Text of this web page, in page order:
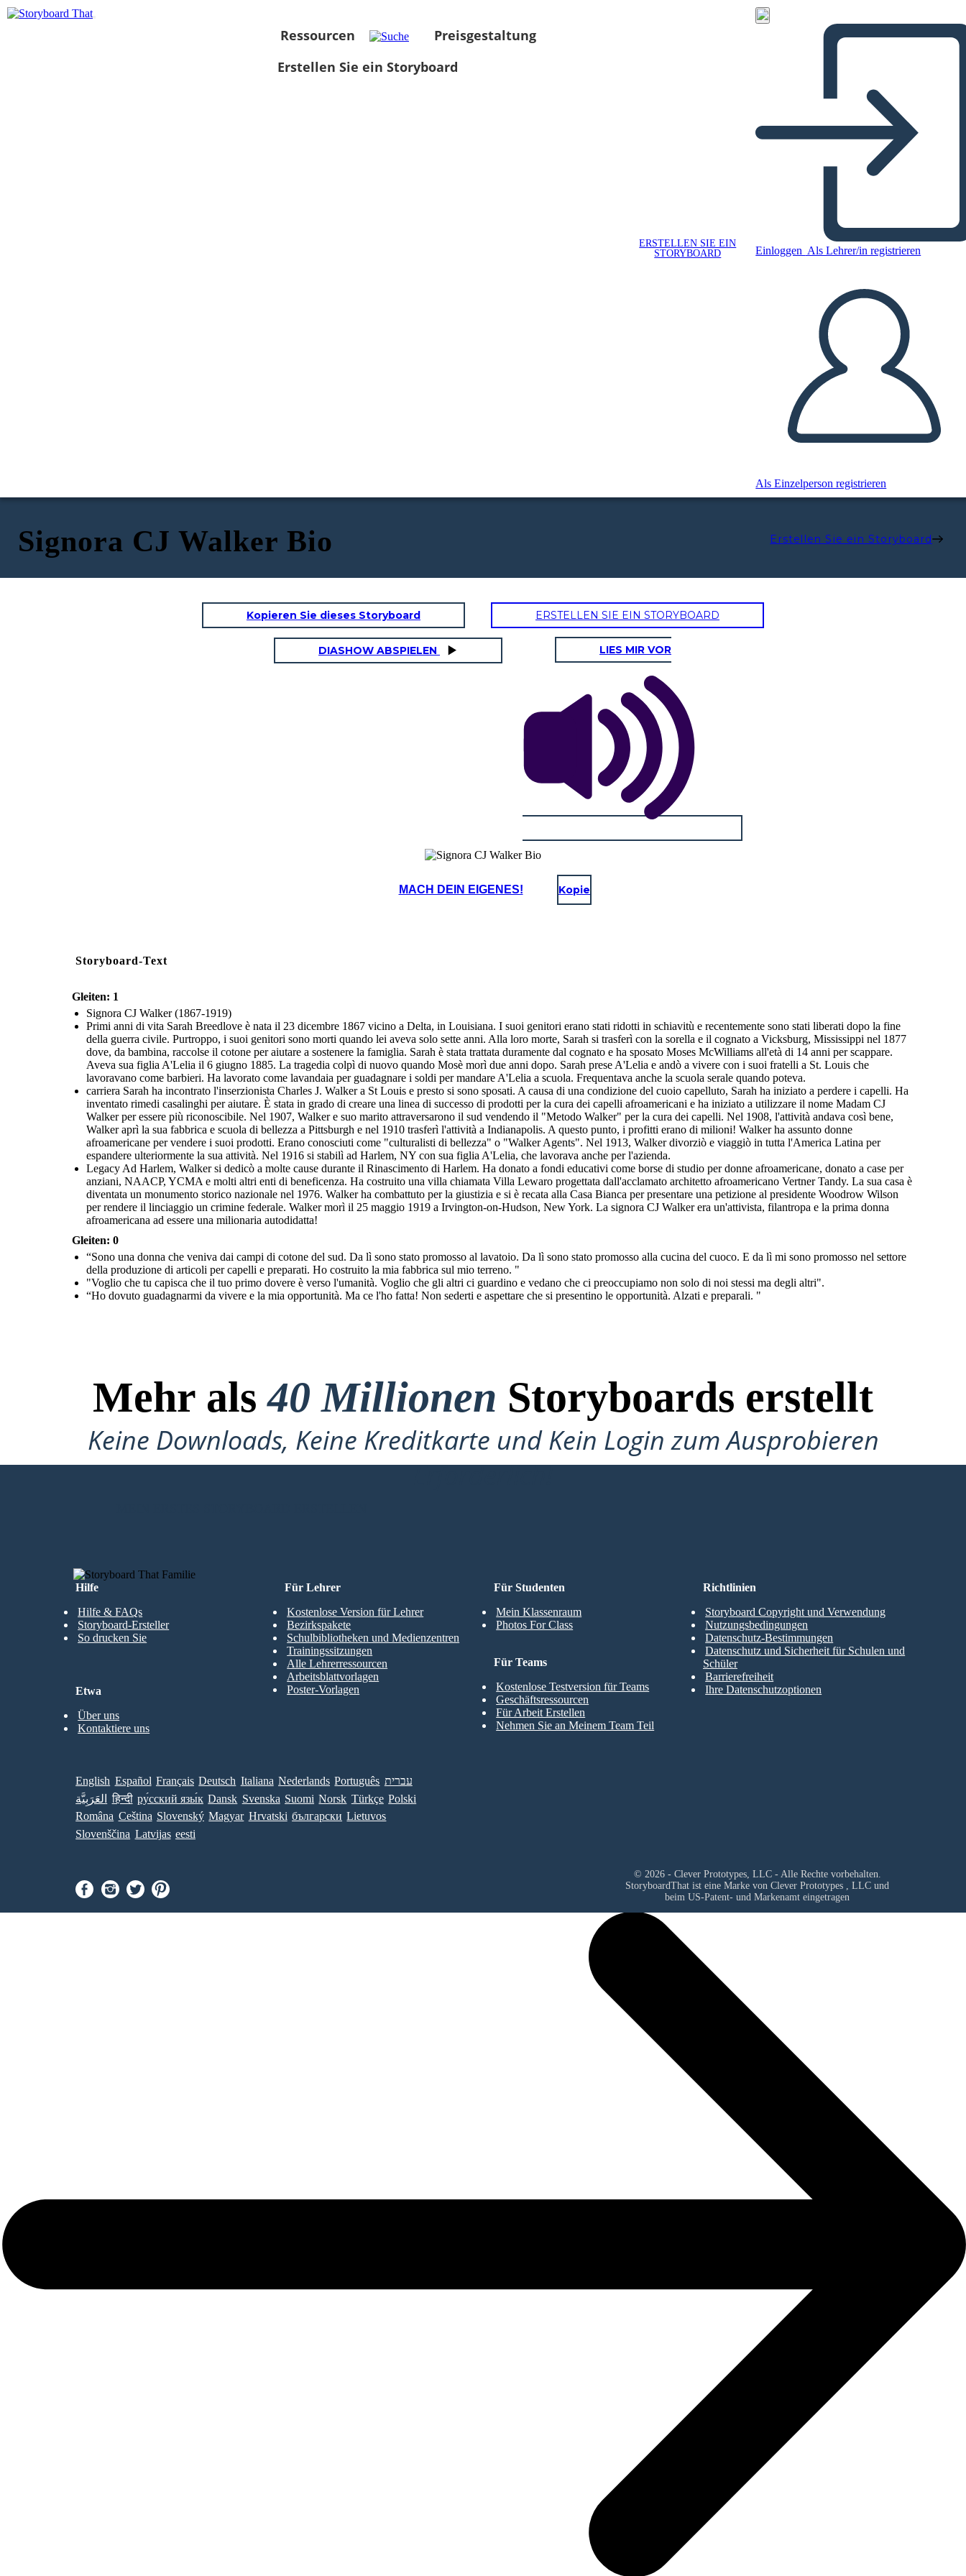
Ressourcen
Preisgestaltung
Erstellen Sie ein Storyboard
ERSTELLEN SIE EIN
STORYBOARD
Einloggen Als Lehrer/in registrieren
Als Einzelperson registrieren
Signora CJ Walker Bio Erstellen Sie ein Storyboard
Kopieren Sie dieses Storyboard ERSTELLEN SIE EIN STORYBOARD
DIASHOW ABSPIELEN LIES MIR VOR
MACH DEIN EIGENES! Kopie
Storyboard-Text
Gleiten: 1
Signora CJ Walker (1867-1919)
Primi anni di vita Sarah Breedlove è nata il 23 dicembre 1867 vicino a Delta, in Louisiana. I suoi genitori erano stati ridotti in schiavitù e recentemente sono stati liberati dopo la fine
della guerra civile. Purtroppo, i suoi genitori sono morti quando lei aveva solo sette anni. Alla loro morte, Sarah si trasferì con la sorella e il cognato a Vicksburg, Mississippi nel 1877
dove, da bambina, raccolse il cotone per aiutare a sostenere la famiglia. Sarah è stata trattata duramente dal cognato e ha sposato Moses McWilliams all'età di 14 anni per scappare.
Aveva sua figlia A'Lelia il 6 giugno 1885. La tragedia colpì di nuovo quando Mosè morì due anni dopo. Sarah prese A'Lelia e andò a vivere con i suoi fratelli a St. Louis che
lavoravano come barbieri. Ha lavorato come lavandaia per guadagnare i soldi per mandare A'Lelia a scuola. Frequentava anche la scuola serale quando poteva.
carriera Sarah ha incontrato l'inserzionista Charles J. Walker a St Louis e presto si sono sposati. A causa di una condizione del cuoio capelluto, Sarah ha iniziato a perdere i capelli. Ha
inventato rimedi casalinghi per aiutare. È stata in grado di creare una linea di successo di prodotti per la cura dei capelli afroamericani e ha iniziato a utilizzare il nome Madam CJ
Walker per essere più riconoscibile. Nel 1907, Walker e suo marito attraversarono il sud vendendo il "Metodo Walker" per la cura dei capelli. Nel 1908, l'attività andava così bene,
Walker aprì la sua fabbrica e scuola di bellezza a Pittsburgh e nel 1910 trasferì l'attività a Indianapolis. A questo punto, i profitti erano di milioni! Walker ha assunto donne
afroamericane per vendere i suoi prodotti. Erano conosciuti come "culturalisti di bellezza" o "Walker Agents". Nel 1913, Walker divorziò e viaggiò in tutta l'America Latina per
espandere ulteriormente la sua attività. Nel 1916 si stabilì ad Harlem, NY con sua figlia A'Lelia, che lavorava anche per l'azienda.
Legacy Ad Harlem, Walker si dedicò a molte cause durante il Rinascimento di Harlem. Ha donato a fondi educativi come borse di studio per donne afroamericane, donato a case per
anziani, NAACP, YCMA e molti altri enti di beneficenza. Ha costruito una villa chiamata Villa Lewaro progettata dall'acclamato architetto afroamericano Vertner Tandy. La sua casa è
diventata un monumento storico nazionale nel 1976. Walker ha combattuto per la giustizia e si è recata alla Casa Bianca per presentare una petizione al presidente Woodrow Wilson
per rendere il linciaggio un crimine federale. Walker morì il 25 maggio 1919 a Irvington-on-Hudson, New York. La signora CJ Walker era un'attivista, filantropa e la prima donna
afroamericana ad essere una milionaria autodidatta!
Gleiten: 0
“Sono una donna che veniva dai campi di cotone del sud. Da lì sono stato promosso al lavatoio. Da lì sono stato promosso alla cucina del cuoco. E da lì mi sono promosso nel settore
della produzione di articoli per capelli e preparati. Ho costruito la mia fabbrica sul mio terreno. "
"Voglio che tu capisca che il tuo primo dovere è verso l'umanità. Voglio che gli altri ci guardino e vedano che ci preoccupiamo non solo di noi stessi ma degli altri".
“Ho dovuto guadagnarmi da vivere e la mia opportunità. Ma ce l'ho fatta! Non sederti e aspettare che si presentino le opportunità. Alzati e preparali. "
Mehr als40 Millionen Storyboards erstellt
Keine Downloads, Keine Kreditkarte und Kein Login zum Ausprobieren
Erforderlich!
Hilfe
Hilfe & FAQs
Storyboard-Ersteller
So drucken Sie
Für Studenten
Mein Klassenraum
Photos For Class
Für Lehrer
Kostenlose Version für Lehrer
Bezirkspakete
Schulbibliotheken und Medienzentren
Trainingssitzungen
Alle Lehrerressourcen
Arbeitsblattvorlagen
Poster-Vorlagen
Für Teams
Kostenlose Testversion für Teams
Geschäftsressourcen
Für Arbeit Erstellen
Nehmen Sie an Meinem Team Teil
Etwa
Über uns
Kontaktiere uns
Richtlinien
Storyboard Copyright und Verwendung
Nutzungsbedingungen
Datenschutz-Bestimmungen
Datenschutz und Sicherheit für Schulen und
Schüler
Barrierefreiheit
Ihre Datenschutzoptionen
English Español Français Deutsch Italiana Nederlands Português עברית
العَرَبِيَّة
हिन्दी ру́сский язы́к Dansk Svenska Suomi Norsk Türkçe Polski
Româna Ceština Slovenský Magyar Hrvatski български Lietuvos
Slovenščina Latvijas eesti
© 2026 - Clever Prototypes, LLC - Alle Rechte vorbehalten.
StoryboardThat ist eine Marke von Clever Prototypes , LLC und
beim US-Patent- und Markenamt eingetragen